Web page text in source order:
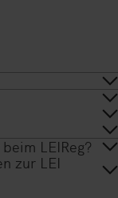
System von
Global LEI
einer
wird.
und
nutzbar.
jedoch
Verlag
verwaltet
Sie im
LEIReg?
Sie einen
und Ihren
zur LEI